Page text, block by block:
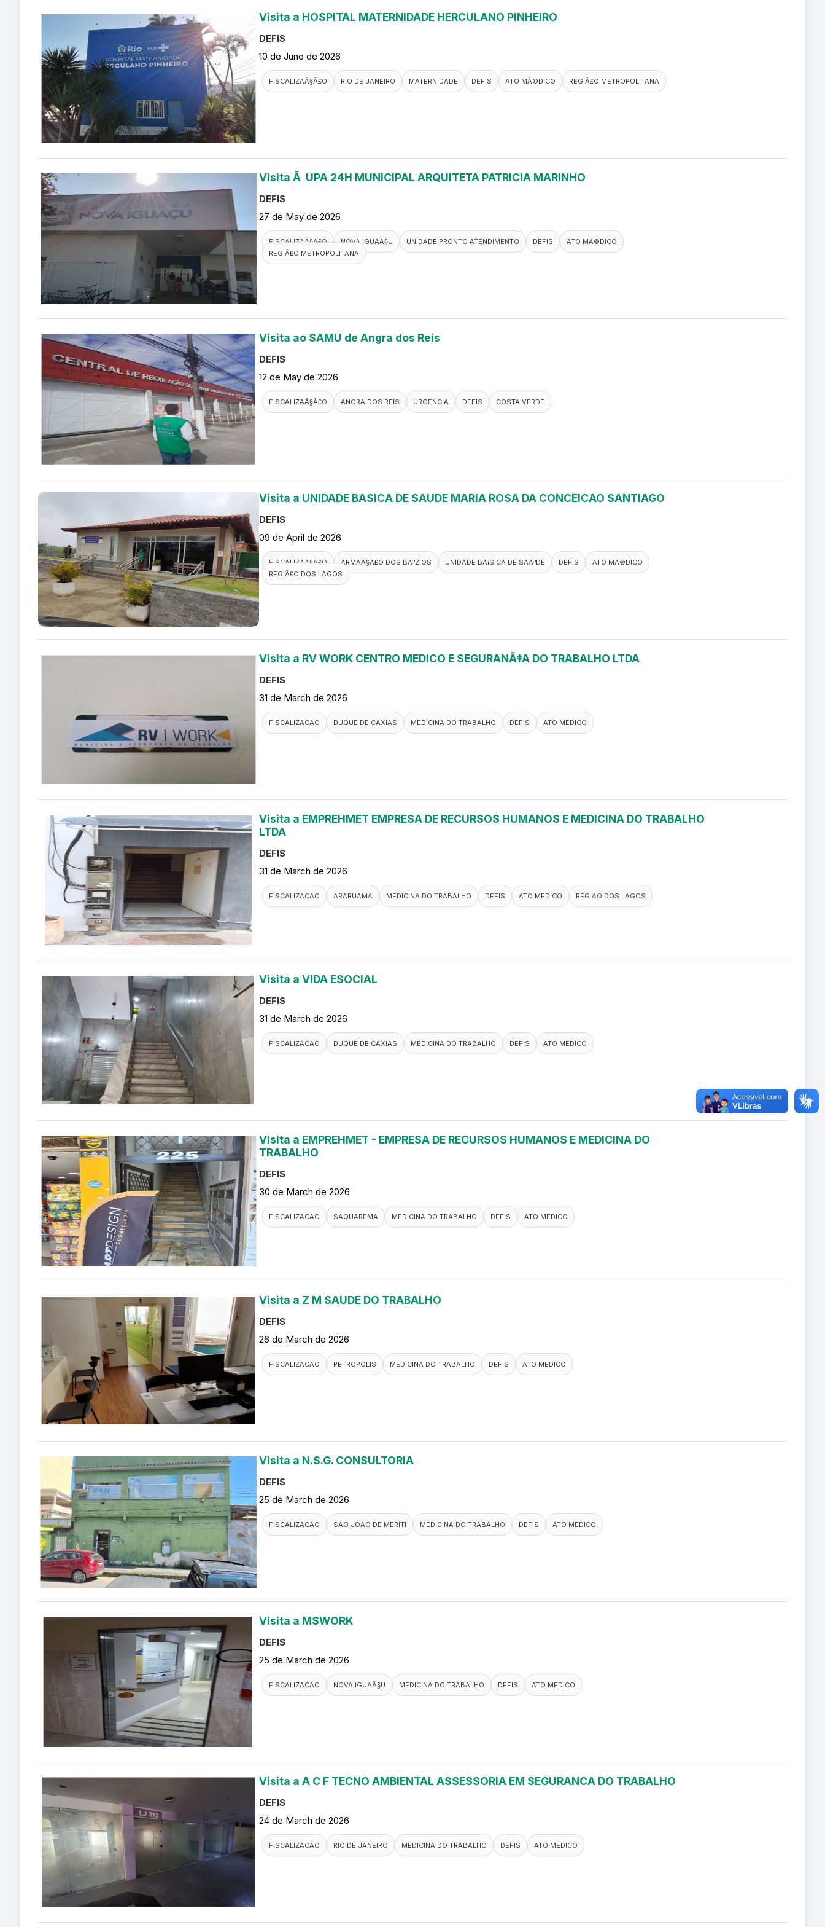
Visita a HOSPITAL MATERNIDADE HERCULANO PINHEIRO
DEFIS
10 de June de 2026
FISCALIZAÃ§Ã£O RIO DE JANEIRO MATERNIDADE DEFIS ATO MÃ©DICO REGIÃ£O METROPOLITANA
Visita Ã UPA 24H MUNICIPAL ARQUITETA PATRICIA MARINHO
DEFIS
27 de May de 2026
FISCALIZAÃ§Ã£O NOVA IGUAÃ§U UNIDADE PRONTO ATENDIMENTO DEFIS
ATO MÃ©DICO
REGIÃ£O METROPOLITANA
Visita ao SAMU de Angra dos Reis
DEFIS
12 de May de 2026
FISCALIZAÃ§Ã£O ANGRA DOS REIS URGENCIA DEFIS COSTA VERDE
Visita a UNIDADE BASICA DE SAUDE MARIA ROSA DA CONCEICAO SANTIAGO
DEFIS
09 de April de 2026
FISCALIZAÃ§Ã£O ARMAÃ§Ã£O DOS BÃºZIOS UNIDADE BÃ¡SICA DE SAÃºDE DEFIS
ATO MÃ©DICO
REGIÃ£O DOS LAGOS
Visita a RV WORK CENTRO MEDICO E SEGURANÃ‡A DO TRABALHO LTDA
DEFIS
31 de March de 2026
FISCALIZACAO DUQUE DE CAXIAS MEDICINA DO TRABALHO DEFIS ATO MEDICO
Visita a EMPREHMET EMPRESA DE RECURSOS HUMANOS E MEDICINA DO TRABALHO
LTDA
DEFIS
31 de March de 2026
FISCALIZACAO ARARUAMA MEDICINA DO TRABALHO DEFIS ATO MEDICO REGIAO DOS LAGOS
Visita a VIDA ESOCIAL
DEFIS
31 de March de 2026
FISCALIZACAO DUQUE DE CAXIAS MEDICINA DO TRABALHO DEFIS ATO MEDICO
Visita a EMPREHMET - EMPRESA DE RECURSOS HUMANOS E MEDICINA DO
TRABALHO
DEFIS
30 de March de 2026
FISCALIZACAO SAQUAREMA MEDICINA DO TRABALHO DEFIS ATO MEDICO
Visita a Z M SAUDE DO TRABALHO
DEFIS
26 de March de 2026
FISCALIZACAO PETROPOLIS MEDICINA DO TRABALHO DEFIS ATO MEDICO
Visita a N.S.G. CONSULTORIA
DEFIS
25 de March de 2026
FISCALIZACAO SAO JOAO DE MERITI MEDICINA DO TRABALHO DEFIS ATO MEDICO
Visita a MSWORK
DEFIS
25 de March de 2026
FISCALIZACAO NOVA IGUAÃ§U MEDICINA DO TRABALHO DEFIS ATO MEDICO
Visita a A C F TECNO AMBIENTAL ASSESSORIA EM SEGURANCA DO TRABALHO
DEFIS
24 de March de 2026
FISCALIZACAO RIO DE JANEIRO MEDICINA DO TRABALHO DEFIS ATO MEDICO